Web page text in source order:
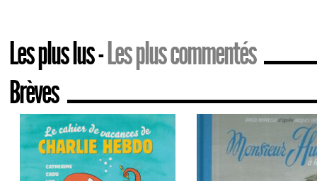
Les plus lus Les plus commentés
Brèves